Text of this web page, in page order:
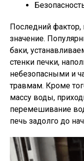
Последний
значение.
баки,
стенки печки,
небезопасными и
травмам. Кроме
массу воды,
перемешивание
печь задолго до